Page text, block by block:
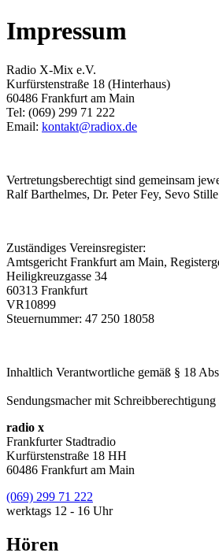
Impressum
Radio X-Mix e.V.
Kurfürstenstraße 18 (Hinterhaus)
60486 Frankfurt am Main
Tel: (069) 299 71 222
Email: kontakt@radiox.de
Vertretungsberechtigt sind gemeinsam
Ralf Barthelmes, Dr. Peter Fey, Sevo Stille
Zuständiges Vereinsregister:
Amtsgericht Frankfurt am Main,
Heiligkreuzgasse 34
60313 Frankfurt
VR10899
Steuernummer: 47 250 18058
Inhaltlich Verantwortliche gemäß § 18
Sendungsmacher mit
radio x
Frankfurter Stadtradio
Kurfürstenstraße 18 HH
60486 Frankfurt am Main
(069) 299 71 222
werktags 12 - 16 Uhr
Hören